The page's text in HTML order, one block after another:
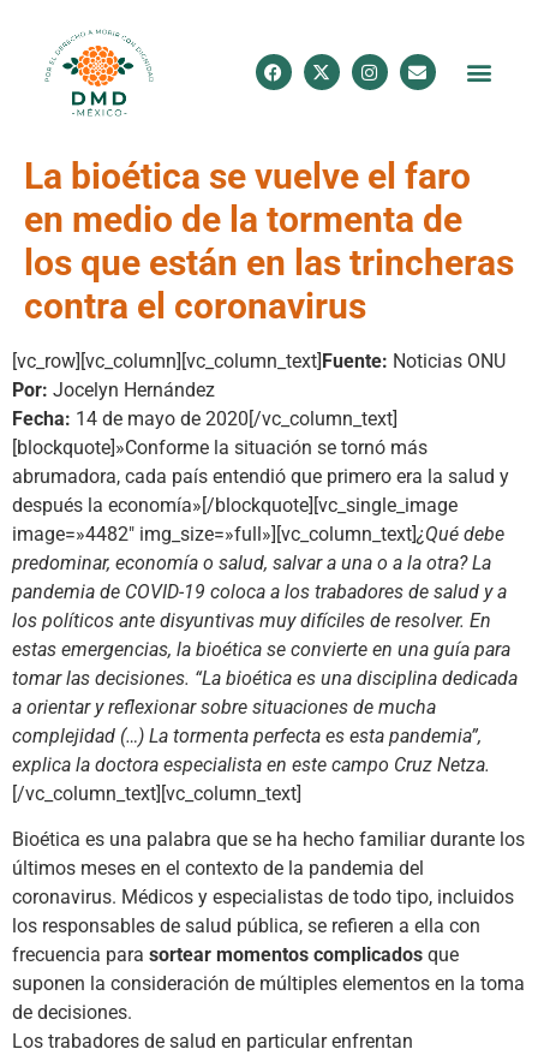
La bioética se vuelve el faro
en medio de la tormenta de
los que están en las trincheras
contra el coronavirus
[vc_row][vc_column][vc_column_text]Fuente: Noticias ONU
Por: Jocelyn Hernández
Fecha: 14 de mayo de 2020[/vc_column_text]
[blockquote]»Conforme la situación se tornó más
abrumadora, cada país entendió que primero era la salud y
después la economía»[/blockquote][vc_single_image
image=»4482″ img_size=»full»][vc_column_text]¿Qué debe
predominar, economía o salud, salvar a una o a la otra? La
pandemia de COVID-19 coloca a los trabadores de salud y a
los políticos ante disyuntivas muy difíciles de resolver. En
estas emergencias, la bioética se convierte en una guía para
tomar las decisiones. “La bioética es una disciplina dedicada
a orientar y reflexionar sobre situaciones de mucha
complejidad (…) La tormenta perfecta es esta pandemia”,
explica la doctora especialista en este campo Cruz Netza.
[/vc_column_text][vc_column_text]
Bioética es una palabra que se ha hecho familiar durante los
últimos meses en el contexto de la pandemia del
coronavirus. Médicos y especialistas de todo tipo, incluidos
los responsables de salud pública, se refieren a ella con
frecuencia para sortear momentos complicados que
suponen la consideración de múltiples elementos en la toma
de decisiones.
Los trabadores de salud en particular enfrentan